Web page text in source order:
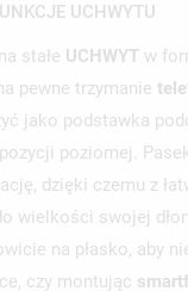
UCHWYTU
stałe UCHWYT w
pewne trzymanie
jako podstawka
poziomej.
dzięki czemu z
wielkości swojej
na płasko, aby
czy montując